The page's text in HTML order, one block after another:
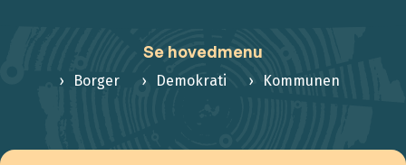
Se hovedmenu
Borger Demokrati Kommunen